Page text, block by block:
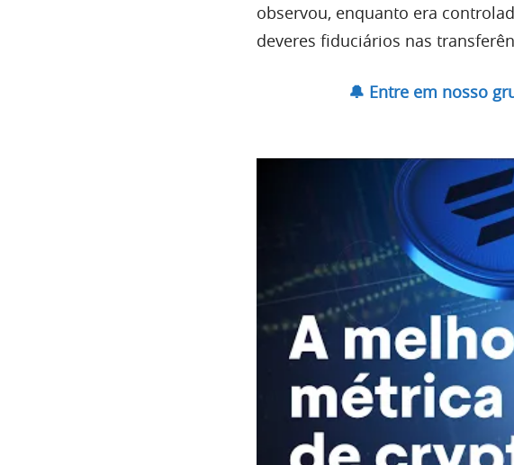
observou, enquanto era
deveres fiduciários nas
🔔 Entre em nosso